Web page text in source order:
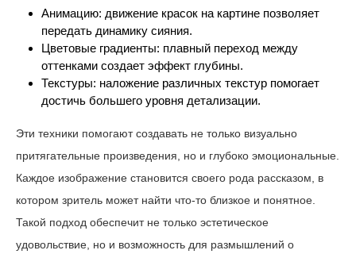
Анимацию: движение красок на картине позволяет
передать динамику сияния.
Цветовые градиенты: плавный переход между
оттенками создает эффект глубины.
Текстуры: наложение различных текстур помогает
достичь большего уровня детализации.
Эти техники помогают создавать не только визуально
притягательные произведения, но и глубоко эмоциональные.
Каждое изображение становится своего рода рассказом, в
котором зритель может найти что-то близкое и понятное.
Такой подход обеспечит не только эстетическое
удовольствие, но и возможность для размышлений о